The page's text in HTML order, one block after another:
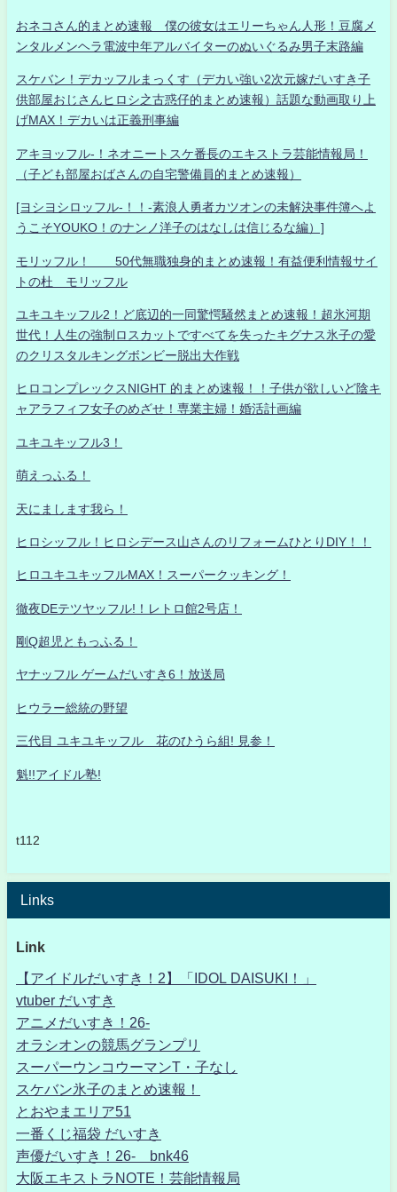
おネコさん的まとめ速報 僕の彼女はエリーちゃん人形！豆腐メ
ンタルメンヘラ電波中年アルバイターのぬいぐるみ男子末路編
スケバン！デカッフルまっくす（デカい強い2次元嫁だいすき子
供部屋おじさんヒロシ之古惑仔的まとめ速報）話題な動画取り上
げMAX！デカいは正義刑事編
アキヨッフル-！ネオニートスケ番長のエキストラ芸能情報局！
（子ども部屋おばさんの自宅警備員的まとめ速報）
[ヨシヨシロッフル-！！-素浪人勇者カツオンの未解決事件簿へよ
うこそYOUKO！のナンノ洋子のはなしは信じるな編）]
モリッフル！ 50代無職独身的まとめ速報！有益便利情報サイ
トの杜 モリッフル
ユキユキッフル2！ど底辺的一同驚愕騒然まとめ速報！超氷河期
世代！人生の強制ロスカットですべてを失ったキグナス氷子の愛
のクリスタルキングボンビー脱出大作戦
ヒロコンプレックスNIGHT 的まとめ速報！！子供が欲しいど陰キ
ャアラフィフ女子のめざせ！専業主婦！婚活計画編
ユキユキッフル3！
萌えっふる！
天にまします我ら！
ヒロシッフル！ヒロシデース山さんのリフォームひとりDIY！！
ヒロユキユキッフルMAX！スーパークッキング！
徹夜DEテツヤッフル!！レトロ館2号店！
剛Q超児ともっふる！
ヤナッフル ゲームだいすき6！放送局
ヒウラー総統の野望
三代目 ユキユキッフル 花のひうら組! 見参！
魁!!アイドル塾!
t112
Links
Link
【アイドルだいすき！2】「IDOL DAISUKI！」
vtuber だいすき
アニメだいすき！26-
オラシオンの競馬グランプリ
スーパーウンコウーマンT・子なし
スケバン氷子のまとめ速報！
とおやまエリア51
一番くじ福袋 だいすき
声優だいすき！26- bnk46
大阪エキストラNOTE！芸能情報局